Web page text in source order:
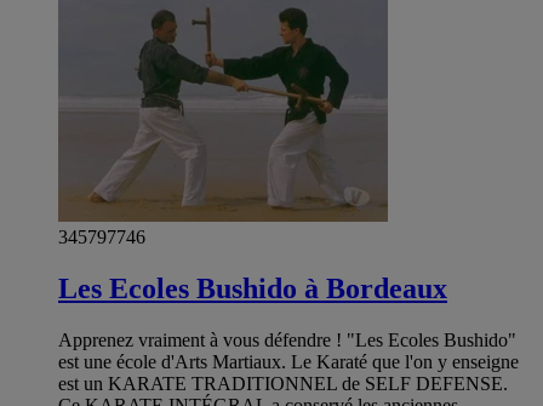
345797746
Les Ecoles Bushido à Bordeaux
Apprenez vraiment à vous défendre ! "Les Ecoles Bushido"
est une école d'Arts Martiaux. Le Karaté que l'on y enseigne
est un KARATE TRADITIONNEL de SELF DEFENSE.